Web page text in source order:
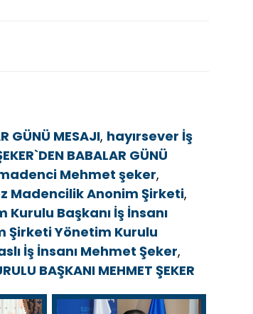
GÜNÜ MESAJI, hayırsever İş
BABALAR GÜNÜ
Mehmet şeker,
Madencilik Anonim Şirketi,
Başkanı İş İnsanı
Şirketi Yönetim Kurulu
İş İnsanı Mehmet Şeker,
BAŞKANI MEHMET ŞEKER